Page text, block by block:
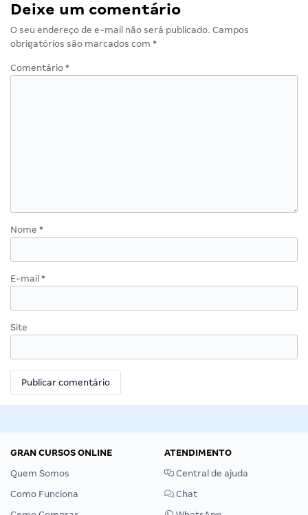
Deixe um comentário
O seu endereço de e-mail não será publicado. Campos
obrigatórios são marcados com *
Comentário *
Nome *
E-mail *
Site
GRAN CURSOS ONLINE
Quem Somos
Como Funciona
ATENDIMENTO
Central de ajuda
Chat